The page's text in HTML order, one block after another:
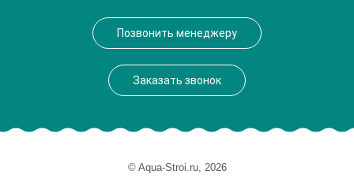
Позвонить менеджеру
Заказать звонок
© Aqua-Stroi.ru, 2026